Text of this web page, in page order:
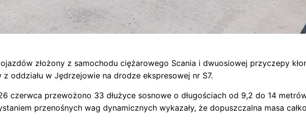
złożony z samochodu ciężarowego Scania i dwuosiowej przyczepy
oddziału w Jędrzejowie na drodze ekspresowej nr S7.
czerwca przewożono 33 dłużyce sosnowe o długościach od 9,2 do 14
przenośnych wag dynamicznych wykazały, że dopuszczalna masa